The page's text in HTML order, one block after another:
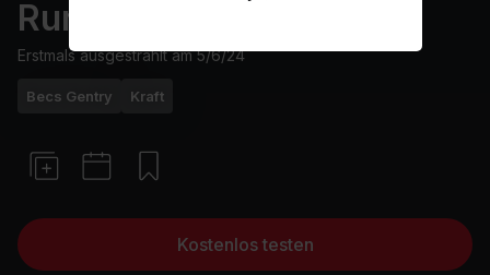
Runners
Erstmals ausgestrahlt am5/6/24
Becs Gentry Kraft
Kostenlos testen